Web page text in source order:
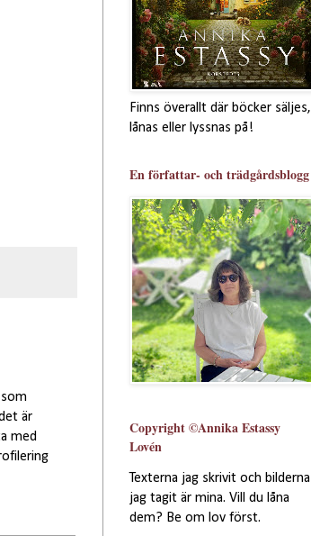
är
med
Finns överallt där böcker säljes,
lånas eller lyssnas på!
En författar- och trädgårdsblogg
Copyright ©Annika Estassy
Lovén
Texterna jag skrivit och bilderna
jag tagit är mina. Vill du låna
dem? Be om lov först.